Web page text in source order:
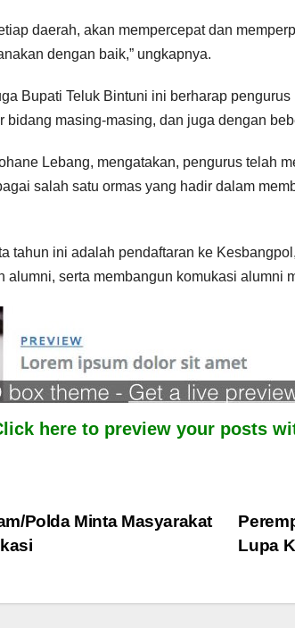
daerah, akan mempercepat dan
dengan baik,” ungkapnya.
Bupati Teluk Bintuni ini berharap
bidang masing-masing, dan juga dengan
Lebang, mengatakan, pengurus telah
salah satu ormas yang hadir dalam
tahun ini adalah pendaftaran ke
alumni, serta membangun komukasi alumni
here to preview your posts
Lupa
Polda Minta Masyarakat